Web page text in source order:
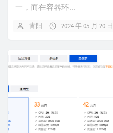
一，而在容器环...
青阳 2024 年 05 月 20 日